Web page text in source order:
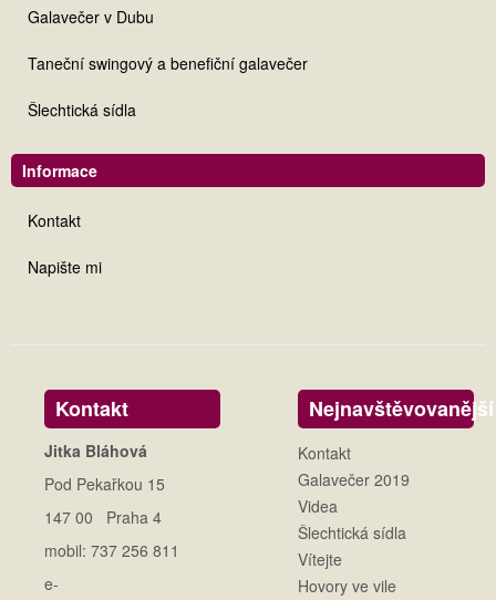
Galavečer v Dubu
Taneční swingový a benefiční galavečer
Šlechtická sídla
Informace
Kontakt
Napište mi
Kontakt
Jitka Bláhová
Pod Pekařkou 15
147 00 Praha 4
mobil: 737 256 811
e-
Nejnavštěvovanější
Kontakt
Galavečer 2019
Videa
Šlechtická sídla
Vítejte
Hovory ve vile